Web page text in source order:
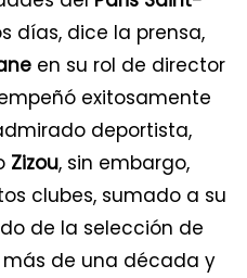
días, dice la prensa,
en su rol de director
exitosamente
deportista,
Zizou, sin embargo,
clubes, sumado a su
de la selección de
más de una década y